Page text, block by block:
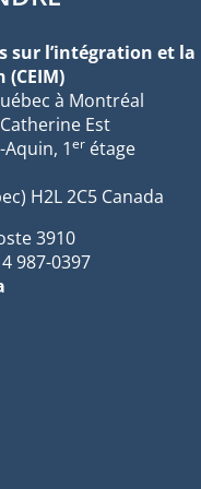
sur l’intégration et la
à Montréal
Est
1er étage
H2L 2C5 Canada
3910
987-0397